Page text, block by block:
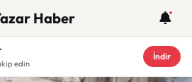
Haber
edin
İndir